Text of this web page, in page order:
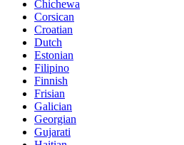
Chichewa
Corsican
Croatian
Dutch
Estonian
Filipino
Finnish
Frisian
Galician
Georgian
Gujarati